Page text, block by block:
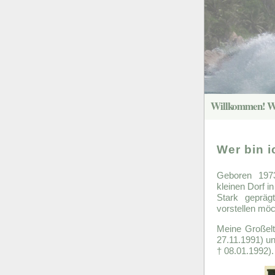
Wer bin
Geboren
kleinen Dorf
Stark
vorstellen
Meine
27.11.1991)
† 08.01.1992).